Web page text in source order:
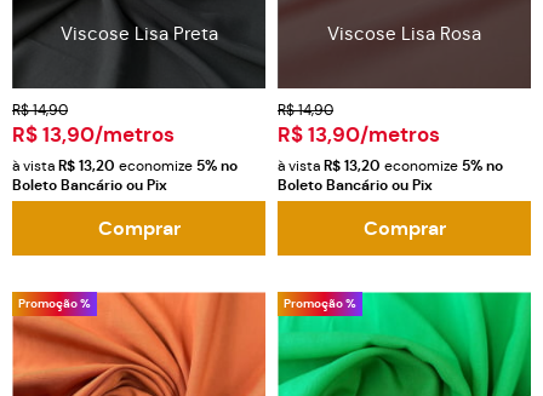
Viscose Lisa Preta
R$ 14,90
R$ 13,90/metros
à vista R$ 13,20 economize 5%no
Boleto Bancário ou Pix
Comprar
Viscose Lisa Rosa
R$ 14,90
R$ 13,90/metros
à vista R$ 13,20 economize 5%no
Boleto Bancário ou Pix
Comprar
Promoção % Promoção %